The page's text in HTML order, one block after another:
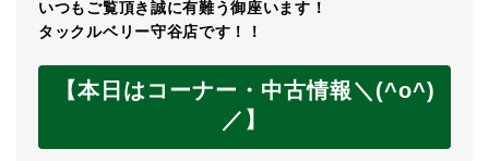
いつもご覧頂き誠に有難う御座います！
タックルベリー守谷店です！！
【本日はコーナー・中古情報＼(^o^)
／ 】